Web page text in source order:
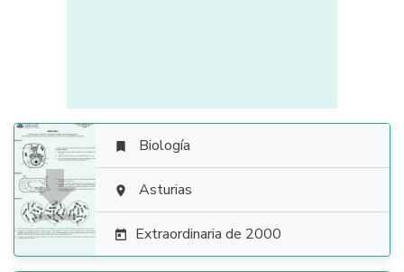

 Biología
 Asturias
 Extraordinaria de 2000